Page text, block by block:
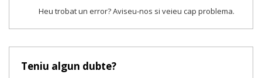
Heu trobat un error? Aviseu-nos si veieu cap problema.
Teniu algun dubte?